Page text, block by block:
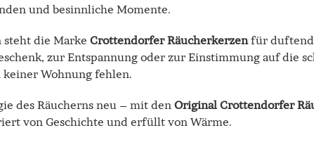
und besinnliche Momente.
steht die Marke Crottendorfer Räucherkerzenfür
zur Entspannung oder zur Einstimmung auf die
Wohnung fehlen.
des Räucherns neu – mit denOriginal Crottendorfer
von Geschichte und erfüllt von Wärme.